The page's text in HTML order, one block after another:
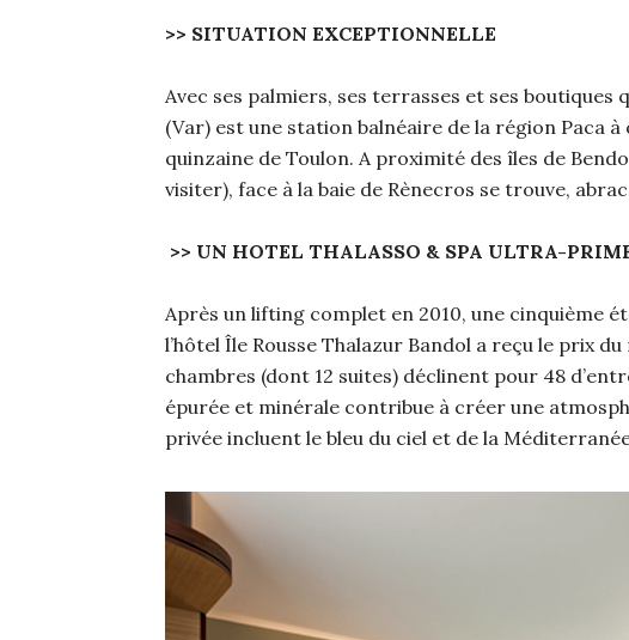
>> SITUATION EXCEPTIONNELLE
Avec ses palmiers, ses terrasses et ses boutiques
(Var) est une station balnéaire de la région Paca
quinzaine de Toulon. A proximité des îles de
visiter), face à la baie de Rènecros se trouve,
>> UN HOTEL THALASSO & SPA ULTRA-
Après un lifting complet en 2010, une cinquième
l’hôtel Île Rousse Thalazur Bandol a reçu le prix
chambres (dont 12 suites) déclinent pour 48
épurée et minérale contribue à créer une
privée incluent le bleu du ciel et de la